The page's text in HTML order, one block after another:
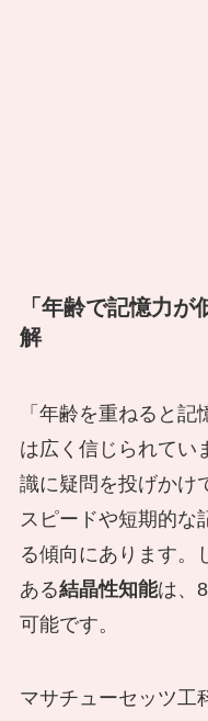
「年齢で記憶力
解
「年齢を重ねると
は広く信じられてい
識に疑問を投げかけ
スピードや短期的な
る傾向にあります。
ある結晶性知能は、
可能です。
マサチューセッツ工